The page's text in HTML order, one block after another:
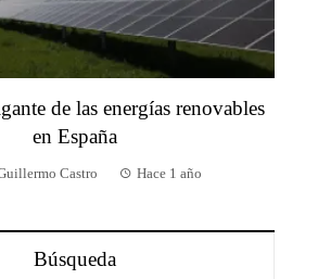
de las energías renovables
en España
Castro Hace 1 año
Búsqueda